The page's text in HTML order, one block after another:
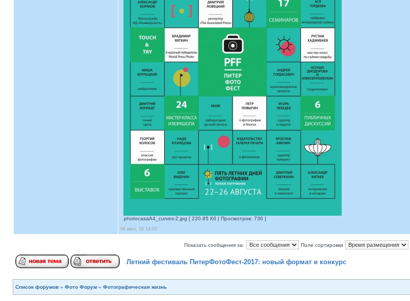
photocasaA4_curves-2.jpg [ 220.85 Кб | Просмотров: 736 ]
06 июл, 18 14:03
Показать сообщения за: Поле сортировки
Летний фестиваль ПитерФотоФест-2017: новый формат и конкурс
Список форумов » Фото Форум » Фотографическая жизнь